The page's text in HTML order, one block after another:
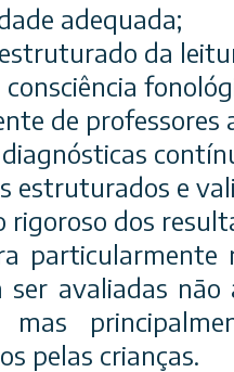
adequada;
da
de professores
estruturados e
dos
ser avaliadas
mas
pelas crianças.